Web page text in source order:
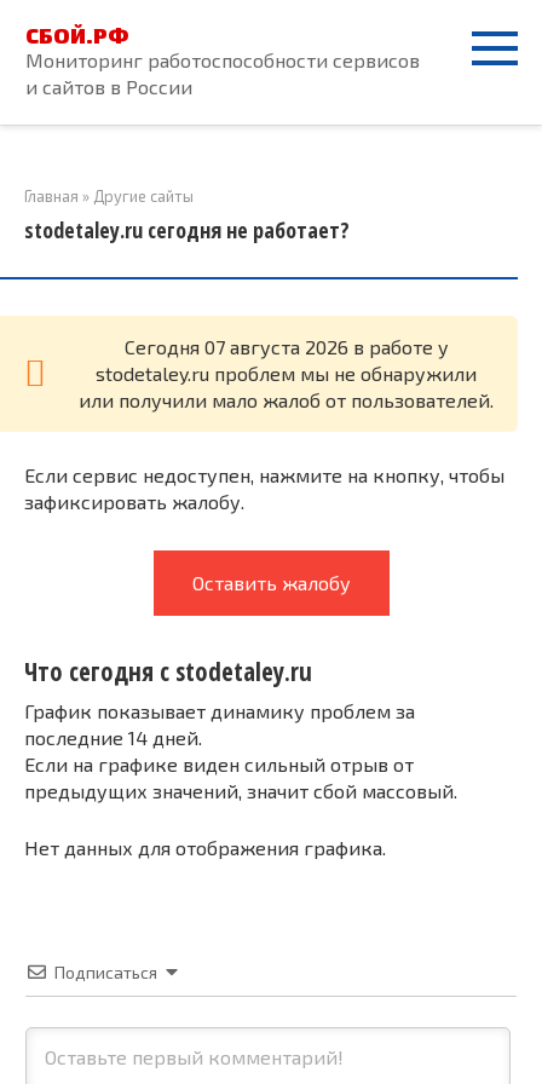
контенту
СБОЙ.РФ
Мониторинг работоспособности сервисов
и сайтов в России
Главная » Другие сайты
stodetaley.ru сегодня не работает?
Cегодня 07 августа 2026 в работе у
stodetaley.ru проблем мы не обнаружили
или получили мало жалоб от пользователей.
Если сервис недоступен, нажмите на кнопку, чтобы
зафиксировать жалобу.
Оставить жалобу
Что сегодня с stodetaley.ru
График показывает динамику проблем за
последние 14 дней.
Если на графике виден сильный отрыв от
предыдущих значений, значит сбой массовый.
Нет данных для отображения графика.
Подписаться